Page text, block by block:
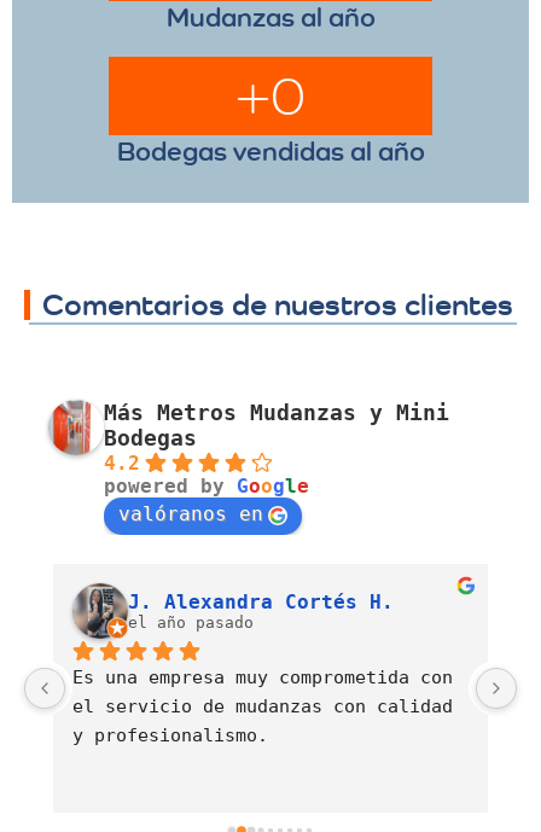
Mudanzas al año
Bodegas vendidas al año
+0
Comentarios de nuestros clientes
Más Metros Mudanzas y Mini
Bodegas
4.2
powered by Google
valóranos en
J. Alexandra Cortés H.
el año pasado
Es una empresa muy comprometida con
el servicio de mudanzas con calidad
y profesionalismo.